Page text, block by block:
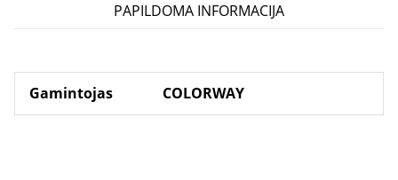
PAPILDOMA INFORMACIJA
Gamintojas COLORWAY